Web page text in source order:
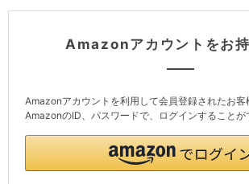
Amazonアカウントをお
Amazonアカウントを利用して会員登録されたお客
AmazonのID、パスワードで、ログインすることが